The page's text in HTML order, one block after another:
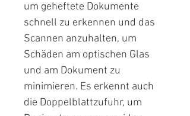
um geheftete Dokumente
schnell zu erkennen und das
Scannen anzuhalten, um
Schäden am optischen Glas
und am Dokument zu
minimieren. Es erkennt auch
die Doppelblattzufuhr, um